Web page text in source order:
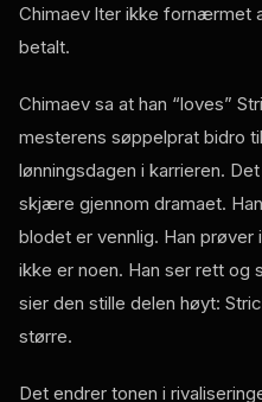
Chimaev lter ikke fornærmet
betalt.
Chimaev sa at han “loves”
mesterens søppelprat bidro
lønningsdagen i karrieren.
skjære gjennom dramaet.
blodet er vennlig. Han
ikke er noen. Han ser rett og
sier den stille delen høyt:
større.
Det endrer tonen i